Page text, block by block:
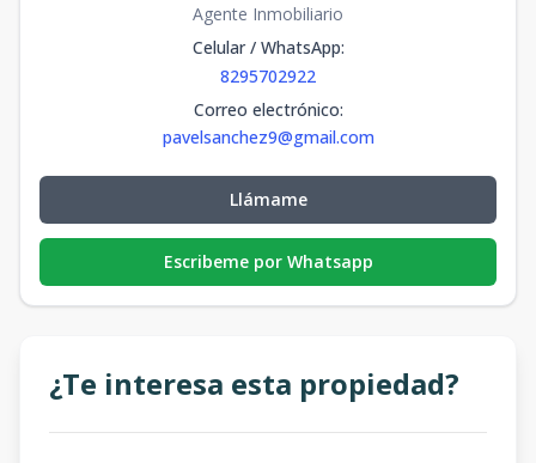
Agente Inmobiliario
Celular / WhatsApp:
8295702922
Correo electrónico:
pavelsanchez9@gmail.com
Llámame
Escribeme por Whatsapp
¿Te interesa esta propiedad?